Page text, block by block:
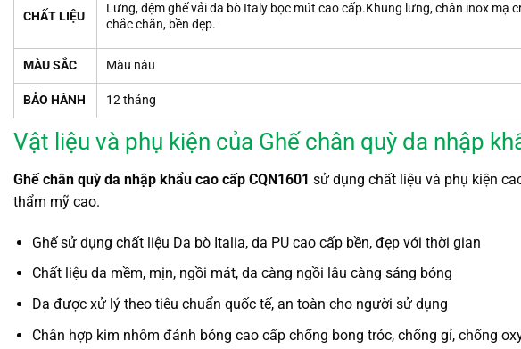
CHẤT LIỆU
Lưng, đệm ghế vải da bò Italy bọc mút cao cấp.Khung lưng, chân inox mạ
chắc chắn, bền đẹp.
MÀU SẮC Màu nâu
BẢO HÀNH 12 tháng
Vật liệu và phụ kiện của Ghế chân quỳ da nhập
Ghế chân quỳ da nhập khẩu cao cấp CQN1601 sử dụng chất liệu và phụ kiện
thẩm mỹ cao.
Ghế sử dụng chất liệu Da bò Italia, da PU cao cấp bền, đẹp với thời gian
Chất liệu da mềm, mịn, ngồi mát, da càng ngồi lâu càng sáng bóng
Da được xử lý theo tiêu chuẩn quốc tế, an toàn cho người sử dụng
Chân hợp kim nhôm đánh bóng cao cấp chống bong tróc, chống gỉ, chống